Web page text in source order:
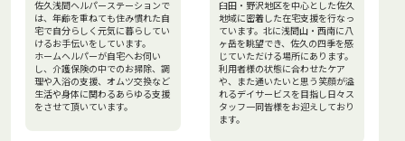
佐久浅間ヘルパーステーションで
は、年齢を重ねても住み慣れた自
宅で自分らしく元気に暮らしてい
けるお手伝いをしています。
ホームヘルパーが自宅へお伺い
し、介護保険の中でのお掃除、調
理や入浴の支援、オムツ交換など
生活や身体に関わるあらゆる支援
をさせて頂いています。
臼田・野沢地区を中心とした佐久
地域に密着した在宅支援を行なっ
ています。北に浅間山・西南に八
ヶ岳を眺望でき、佐久の四季を感
じていただける場所にあります。
利用者様の状態に合わせたケア
や、また通いたいと思う笑顔が溢
れるデイサービスを目指し日々ス
タッフ一同皆様をお迎えしており
ます。